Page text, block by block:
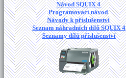
Návod SQUIX 4
Programovací návod
Návody k příslušenství
Seznam náhradních dílů SQUIX 4
Seznamy dílů příslušenství